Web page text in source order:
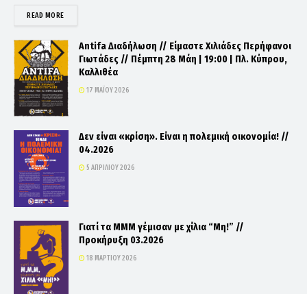
READ MOREDETAILS
Antifa Διαδήλωση // Είμαστε Χιλιάδες Περήφανοι
Γιωτάδες // Πέμπτη 28 Μάη | 19:00 | Πλ. Κύπρου,
Καλλιθέα
17 ΜΑΪ́ΟΥ 2026
Δεν είναι «κρίση». Είναι η πολεμική οικονομία! //
04.2026
5 ΑΠΡΙΛΊΟΥ 2026
Γιατί τα ΜΜΜ γέμισαν με χίλια “Μη!” //
Προκήρυξη 03.2026
18 ΜΑΡΤΊΟΥ 2026